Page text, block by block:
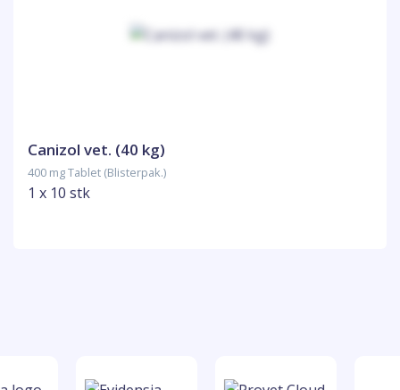
Canizol vet. (40 kg)
400 mg Tablet (Blisterpak.)
1 x 10 stk